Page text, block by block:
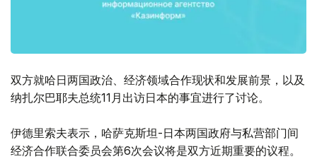
双方就哈日两国政治、经济领域合作现状和发展前景，以及
纳扎尔巴耶夫总统11月出访日本的事宜进行了讨论。
伊德里索夫表示，哈萨克斯坦-日本两国政府与私营部门间
经济合作联合委员会第6次会议将是双方近期重要的议程。